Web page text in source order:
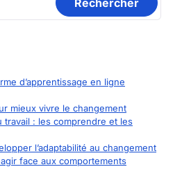
d’apprentissage en ligne
mieux vivre le changement
travail : les comprendre et les
l’adaptabilité au changement
face aux comportements